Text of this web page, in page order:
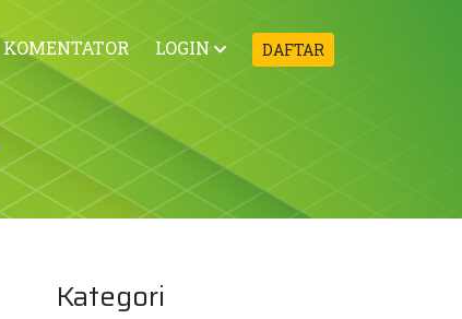
KOMENTATOR LOGIN DAFTAR
Kategori